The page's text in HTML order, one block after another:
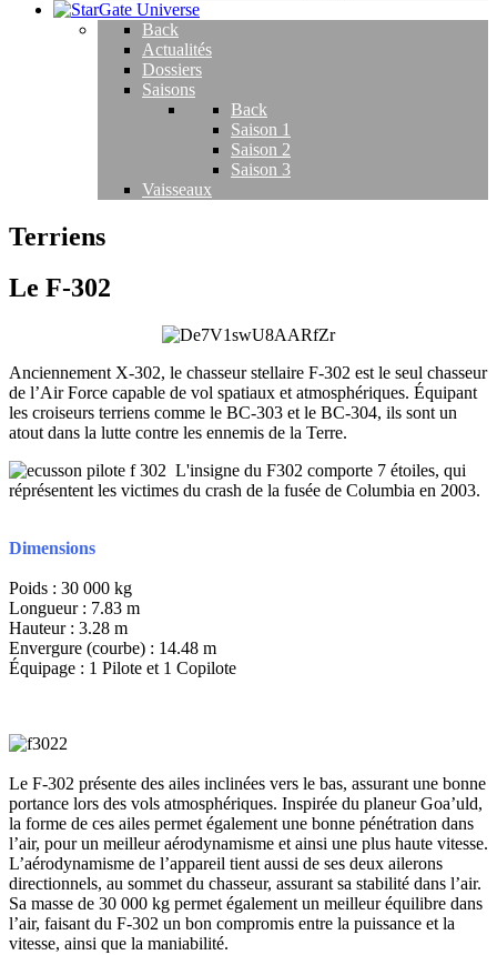
Back
Actualités
Dossiers
Saisons
Back
Saison 1
Saison 2
Saison 3
Vaisseaux
Terriens
Le F-302
Anciennement X-302, le chasseur stellaire F-302 est le seul chasseur
de l’Air Force capable de vol spatiaux et atmosphériques. Équipant
les croiseurs terriens comme le BC-303 et le BC-304, ils sont un
atout dans la lutte contre les ennemis de la Terre.
L'insigne du F302 comporte 7 étoiles, qui
réprésentent les victimes du crash de la fusée de Columbia en 2003.
Dimensions
Poids : 30 000 kg
Longueur : 7.83 m
Hauteur : 3.28 m
Envergure (courbe) : 14.48 m
Équipage : 1 Pilote et 1 Copilote
Le F-302 présente des ailes inclinées vers le bas, assurant une bonne
portance lors des vols atmosphériques. Inspirée du planeur Goa’uld,
la forme de ces ailes permet également une bonne pénétration dans
l’air, pour un meilleur aérodynamisme et ainsi une plus haute vitesse.
L’aérodynamisme de l’appareil tient aussi de ses deux ailerons
directionnels, au sommet du chasseur, assurant sa stabilité dans l’air.
Sa masse de 30 000 kg permet également un meilleur équilibre dans
l’air, faisant du F-302 un bon compromis entre la puissance et la
vitesse, ainsi que la maniabilité.